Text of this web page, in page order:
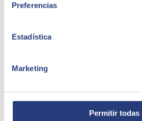
Preferencias
Estadística
Marketing
Permitir todas
QUIÉNES SOMOS